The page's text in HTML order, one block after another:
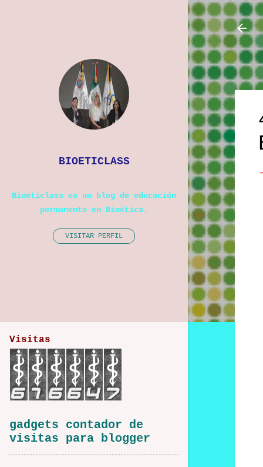
BIOETICLASS
Bioeticlass es un blog de educación
permanente en Bioética.
VISITAR PERFIL
Visitas
gadgets contador de
visitas para blogger